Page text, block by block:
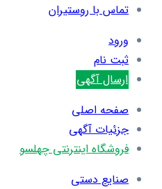
تماس با روستیران
ورود
ثبت نام
ارسال آگهی
صفحه اصلی
جزئیات آگهی
فروشگاه اینترنتی چهلسو
صنایع دستی